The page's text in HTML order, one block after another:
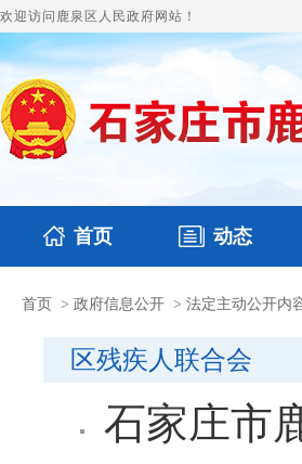
欢迎访问鹿泉区人民政府网站！
首页 动态
国务要闻 鹿泉要闻
本区文件
首页 > 政府信息公开 > 法定主动公开内
区残疾人联合会
石家庄市